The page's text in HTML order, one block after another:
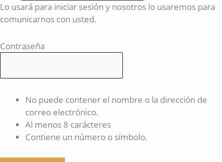
Lo usará para iniciar sesión y nosotros lo usaremos para
comunicarnos con usted.
Contraseña
No puede contener el nombre o la dirección de
correo electrónico.
Al menos 8 carácteres
Contiene un número o símbolo.